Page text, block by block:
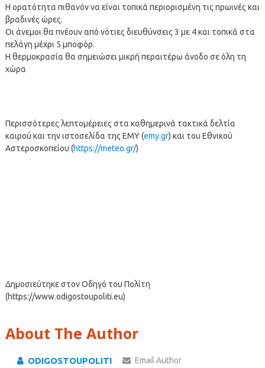
Η ορατότητα πιθανόν να είναι τοπικά περιορισμένη τις πρωινές και
βραδινές ώρες.
Οι άνεμοι θα πνέουν από νότιες διευθύνσεις 3 με 4 και τοπικά στα
πελάγη μέχρι 5 μποφόρ.
Η θερμοκρασία θα σημειώσει μικρή περαιτέρω άνοδο σε όλη τη
χώρα
Περισσότερες λεπτομέρειες στα καθημερινά τακτικά δελτία
καιρού και την ιστοσελίδα της ΕΜΥ (emy.gr) και του Εθνικού
Αστεροσκοπείου (https://meteo.gr/)
Δημοσιεύτηκε στον Οδηγό του Πολίτη
(https://www.odigostoupoliti.eu)
About The Author
ODIGOSTOUPOLITI Email Author